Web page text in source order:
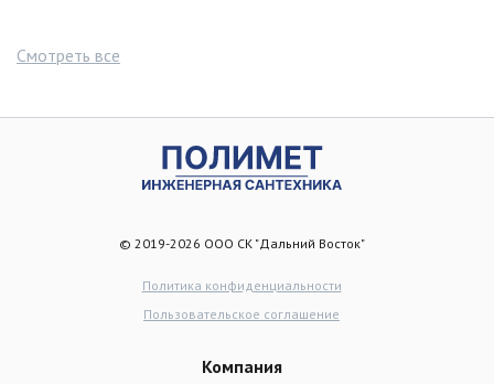
Смотреть все
© 2019-2026 ООО СК "Дальний Восток"
Политика конфиденциальности
Пользовательское соглашение
Компания